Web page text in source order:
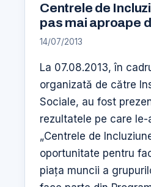
Centrele de
pas mai aproape
14/07/2013
La 07.08.2013, în
organizată de către
Sociale, au fost
rezultatele pe care le-
„Centrele de
oportunitate pentru
piaţa muncii a